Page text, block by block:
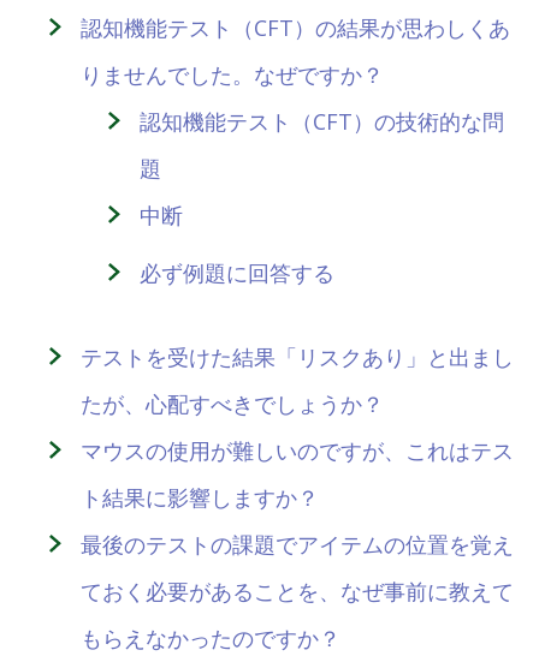
認知機能テスト（CFT）の結果が思わしくあ
りませんでした。なぜですか？
認知機能テスト（CFT）の技術的な問
題
中断
必ず例題に回答する
テストを受けた結果「リスクあり」と出まし
たが、心配すべきでしょうか？
マウスの使用が難しいのですが、これはテス
ト結果に影響しますか？
最後のテストの課題でアイテムの位置を覚え
ておく必要があることを、なぜ事前に教えて
もらえなかったのですか？